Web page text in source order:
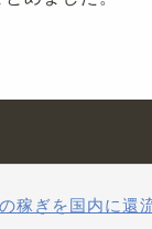
稼ぎを国内に還